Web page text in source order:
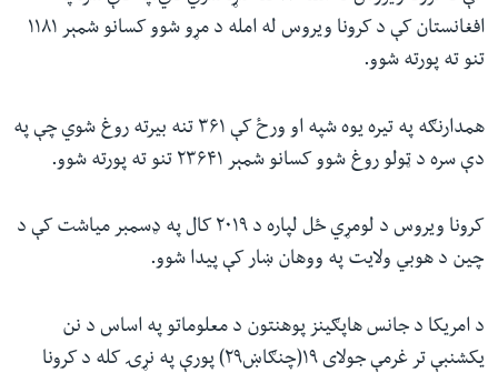
افغانستان کې د کرونا ویروس له امله د مړو شوو کسانو شمېر ۱۱۸۱
تنو ته پورته شوو.
همدارنګه په تیره یوه شپه او ورځ کې ۳۶۱ تنه بیرته روغ شوي چې په
دې سره د ټولو روغ شوو کسانو شمېر ۲۳۶۴۱ تنو ته پورته شوو.
کرونا ویروس د لومړي ځل لپاره د ۲۰۱۹ کال په ډسمبر میاشت کې د
چین د هوبي ولایت په ووهان ښار کې پیدا شوو.
د امریکا د جانس هاپګینز پوهنتون د معلوماتو په اساس د نن
یکشنبې تر غرمې جولای ۱۹(چنګاښ۲۹) پورې په نړۍ کله د کرونا